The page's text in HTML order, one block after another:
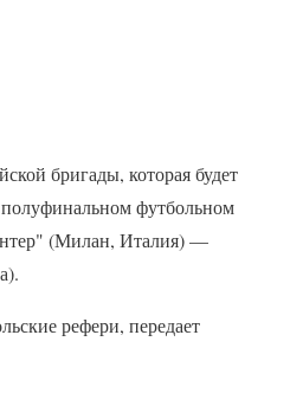
бригады, которая будет
футбольном
(Милан, Италия) —
рефери, передает